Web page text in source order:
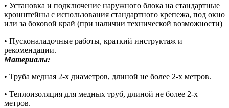
• Установка и подключение наружного блока на стандартные
кронштейны с использования стандартного крепежа, под окно
или за боковой край (при наличии технической возможности)
• Пусконаладочные работы, краткий инструктаж и
рекомендации.
Материалы:
• Труба медная 2-х диаметров, длиной не более 2-х метров.
• Теплоизоляция для медных труб, длиной не более 2-х
метров.